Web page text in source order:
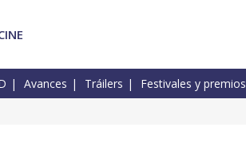
Avances Tráilers Festivales y premios